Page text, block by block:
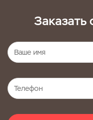
Заказать